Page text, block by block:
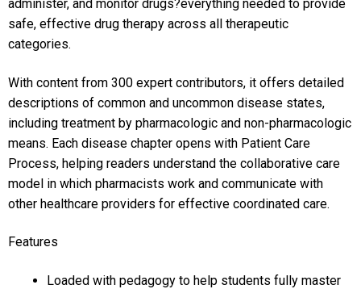
administer, and monitor drugs?everything needed to provide
safe, effective drug therapy across all therapeutic
categories.
With content from 300 expert contributors, it offers detailed
descriptions of common and uncommon disease states,
including treatment by pharmacologic and non-pharmacologic
means. Each disease chapter opens with Patient Care
Process, helping readers understand the collaborative care
model in which pharmacists work and communicate with
other healthcare providers for effective coordinated care.
Features
Loaded with pedagogy to help students fully master